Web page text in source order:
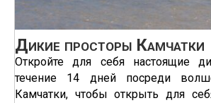
Дикие просторы Камчатки
Откройте для себя настоящие
течение 14 дней посреди
Камчатки, чтобы открыть для